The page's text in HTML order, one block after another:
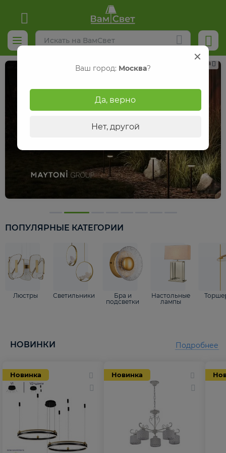
Реклама
ПОПУЛЯРНЫЕ КАТЕГОРИИ
Люстры Светильники
Бра и
подсветки
Настольные
лампы
НОВИНКИ
Новинка Новинка
Подробнее
Ваш город: Москва?
Да, верно
Нет, другой